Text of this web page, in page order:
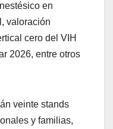
en
valoración
cero del VIH
2026, entre otros
veinte stands
y familias,